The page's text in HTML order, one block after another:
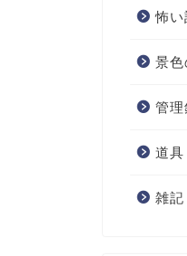
怖い
景色
管理
道具
雑記